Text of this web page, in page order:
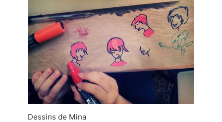
Dessins de Mina